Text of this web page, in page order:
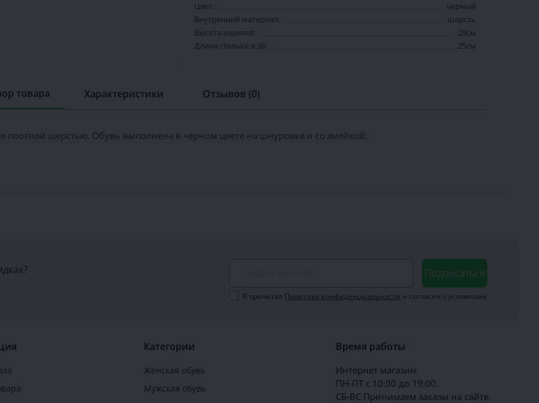
Цвет:
черный
Внутренний материал:
шерсть
Высота изделия:
29см
Длина стельки в 38:
25см
товара Характеристики Отзывов (0)
плотной шерстью. Обувь выполнена в черном цвете на шнуровке и со змейкой.
Подписаться
Я прочитал Политика конфиденциальности и согласен с условиями
Категории
Женская обувь
Мужская обувь
Время работы
Интернет магазин:
ПН-ПТ с 10:00 до 19:00.
СБ-ВС Принимаем заказы на сайте.